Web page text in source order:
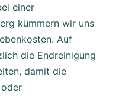
einer
kümmern wir uns
Auf
die Endreinigung
damit die